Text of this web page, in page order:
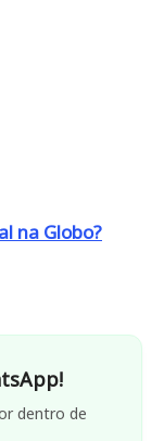
na Globo?
dentro de